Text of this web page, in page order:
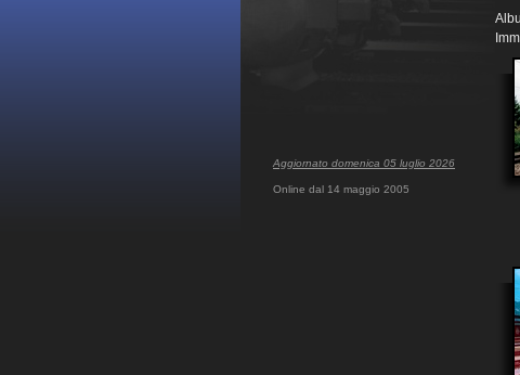
Aggiornato domenica 05 luglio 2026
Online dal 14 maggio 2005